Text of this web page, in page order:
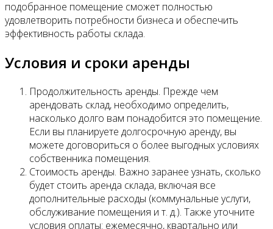
подобранное помещение сможет полностью
удовлетворить потребности бизнеса и обеспечить
эффективность работы склада.
Условия и сроки аренды
Продолжительность аренды. Прежде чем
арендовать склад, необходимо определить,
насколько долго вам понадобится это помещение.
Если вы планируете долгосрочную аренду, вы
можете договориться о более выгодных условиях
собственника помещения.
Стоимость аренды. Важно заранее узнать, сколько
будет стоить аренда склада, включая все
дополнительные расходы (коммунальные услуги,
обслуживание помещения и т. д.). Также уточните
условия оплаты: ежемесячно, квартально или